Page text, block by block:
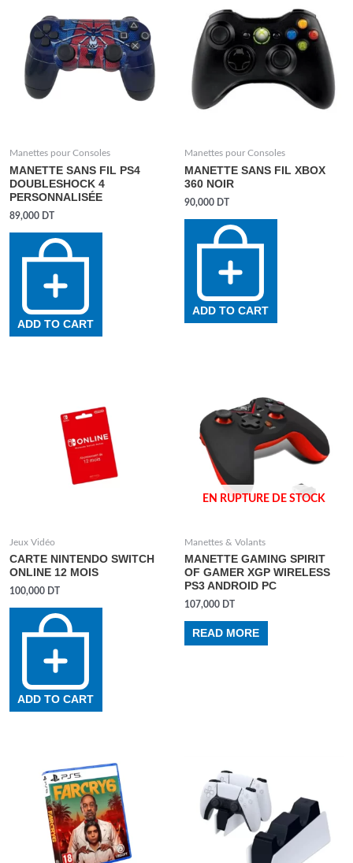
Manettes pour Consoles
MANETTE SANS FIL PS4
DOUBLESHOCK 4
PERSONNALISÉE
89,000 DT
ADD TO CART
Manettes pour Consoles
MANETTE SANS FIL XBOX
360 NOIR
90,000 DT
ADD TO CART
Jeux Vidéo
CARTE NINTENDO SWITCH
ONLINE 12 MOIS
100,000 DT
ADD TO CART
EN RUPTURE DE STOCK
Manettes & Volants
MANETTE GAMING SPIRIT
OF GAMER XGP WIRELESS
PS3 ANDROID PC
107,000 DT
READ MORE